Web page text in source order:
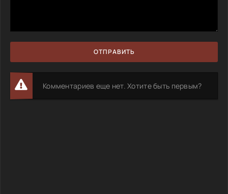
ОТПРАВИТЬ
Комментариев еще нет. Хотите быть первым?